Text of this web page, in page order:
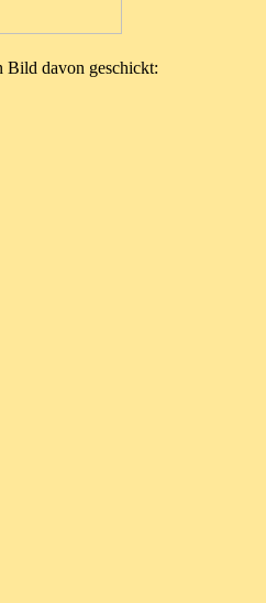
Bild davon geschickt: